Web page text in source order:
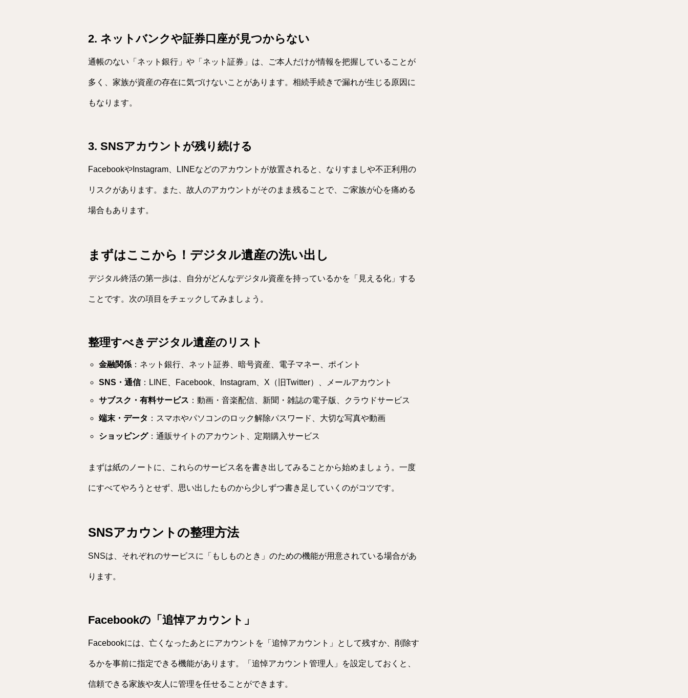
2. ネットバンクや証券口座が見つからない
通帳のない「ネット銀行」や「ネット証券」は、ご本人だけが情報を把握していることが
多く、家族が資産の存在に気づけないことがあります。相続手続きで漏れが生じる原因に
もなります。
3. SNSアカウントが残り続ける
FacebookやInstagram、LINEなどのアカウントが放置されると、なりすましや不正利用の
リスクがあります。また、故人のアカウントがそのまま残ることで、ご家族が心を痛める
場合もあります。
まずはここから！デジタル遺産の洗い出し
デジタル終活の第一歩は、自分がどんなデジタル資産を持っているかを「見える化」する
ことです。次の項目をチェックしてみましょう。
整理すべきデジタル遺産のリスト
金融関係：ネット銀行、ネット証券、暗号資産、電子マネー、ポイント
SNS・通信：LINE、Facebook、Instagram、X（旧Twitter）、メールアカウント
サブスク・有料サービス ：動画・音楽配信、新聞・雑誌の電子版、クラウドサービス
端末・データ ：スマホやパソコンのロック解除パスワード、大切な写真や動画
ショッピング：通販サイトのアカウント、定期購入サービス
まずは紙のノートに、これらのサービス名を書き出してみることから始めましょう。一度
にすべてやろうとせず、思い出したものから少しずつ書き足していくのがコツです。
SNSアカウントの整理方法
SNSは、それぞれのサービスに「もしものとき」のための機能が用意されている場合があ
ります。
Facebookの「追悼アカウント」
Facebookには、亡くなったあとにアカウントを「追悼アカウント」として残すか、削除す
るかを事前に指定できる機能があります。「追悼アカウント管理人」を設定しておくと、
信頼できる家族や友人に管理を任せることができます。